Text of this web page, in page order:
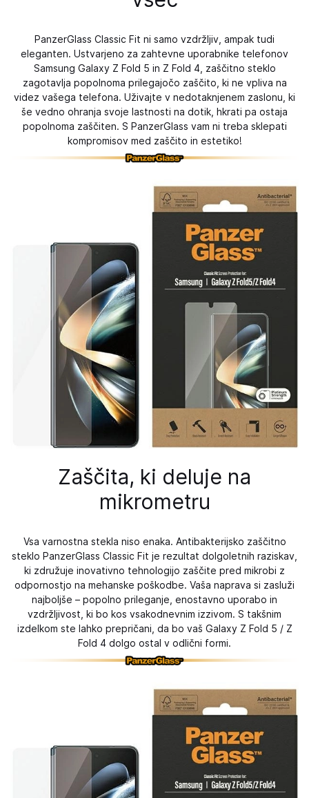
PanzerGlass Classic Fit ni samo vzdržljiv, ampak tudi
eleganten. Ustvarjeno za zahtevne uporabnike telefonov
Samsung Galaxy Z Fold 5 in Z Fold 4, zaščitno steklo
zagotavlja popolnoma prilegajočo zaščito, ki ne vpliva na
videz vašega telefona. Uživajte v nedotaknjenem zaslonu, ki
še vedno ohranja svoje lastnosti na dotik, hkrati pa ostaja
popolnoma zaščiten. S PanzerGlass vam ni treba sklepati
kompromisov med zaščito in estetiko!
Zaščita, ki deluje na
mikrometru
Vsa varnostna stekla niso enaka. Antibakterijsko zaščitno
steklo PanzerGlass Classic Fit je rezultat dolgoletnih raziskav,
ki združuje inovativno tehnologijo zaščite pred mikrobi z
odpornostjo na mehanske poškodbe. Vaša naprava si zasluži
najboljše – popolno prileganje, enostavno uporabo in
vzdržljivost, ki bo kos vsakodnevnim izzivom. S takšnim
izdelkom ste lahko prepričani, da bo vaš Galaxy Z Fold 5 / Z
Fold 4 dolgo ostal v odlični formi.